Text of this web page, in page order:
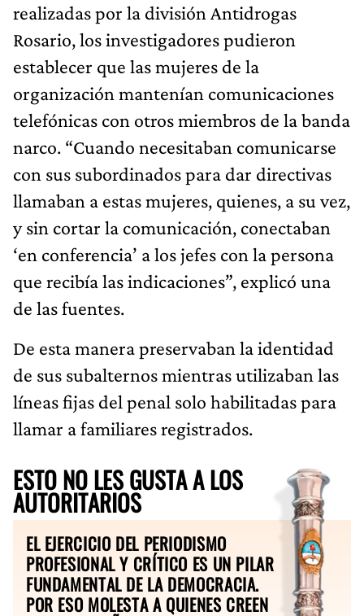
realizadas por la división Antidrogas
Rosario, los investigadores pudieron
establecer que las mujeres de la
organización mantenían comunicaciones
telefónicas con otros miembros de la banda
narco. “Cuando necesitaban comunicarse
con sus subordinados para dar directivas
llamaban a estas mujeres, quienes, a su vez,
y sin cortar la comunicación, conectaban
‘en conferencia’ a los jefes con la persona
que recibía las indicaciones”, explicó una
de las fuentes.
De esta manera preservaban la identidad
de sus subalternos mientras utilizaban las
líneas fijas del penal solo habilitadas para
llamar a familiares registrados.
ESTO NO LES GUSTA A LOS
AUTORITARIOS
EL EJERCICIO DEL PERIODISMO
PROFESIONAL Y CRÍTICO ES UN PILAR
FUNDAMENTAL DE LA DEMOCRACIA.
POR ESO MOLESTA A QUIENES CREEN